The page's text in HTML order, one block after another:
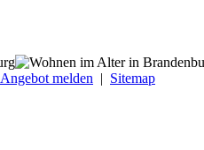
Angebot melden | Sitemap